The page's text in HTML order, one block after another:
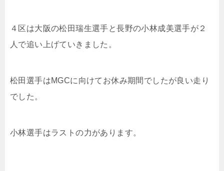
４区は大阪の松田瑞生選手と長野の小林成美選手が２
人で追い上げていきました。
松田選手はMGCに向けてお休み期間でしたが良い走り
でした。
小林選手はラストの力があります。